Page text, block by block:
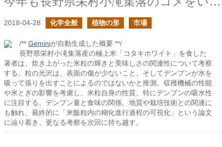
2018-04-28 化学全般 植物の形 市場
/** Geminiが自動生成した概要 **/
長野県栄村小滝集落産の極上米「コタキホワイト」を食した
著者は、炊き上がった米粒の輝きと美味しさの関連性について考察
する。粒の光沢は、表面の傷が少ないこと、そしてデンプンが水を
吸って張りを出すことによるのではないかと推測。収穫機械の性能
や米とぎの影響を考慮し、米粒自身の性質、特にデンプンの吸水性
に注目する。デンプン量と食味の関係、地質や栽培技術との関連に
も触れ、最終的に「米飯粒内の糊化進行過程の可視化」という論文
に辿り着き、更なる考察を次回に持ち越す。